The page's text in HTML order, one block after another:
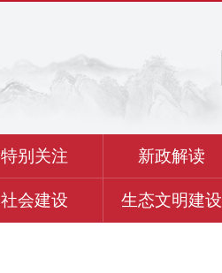
特别关注 新政解读
社会建设 生态文明建设